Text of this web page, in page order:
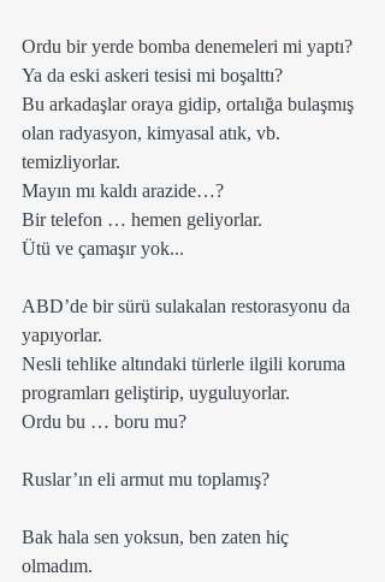
Ordu bir yerde bomba denemeleri mi yaptı?
Ya da eski askeri tesisi mi boşalttı?
Bu arkadaşlar oraya gidip, ortalığa bulaşmış
olan radyasyon, kimyasal atık, vb.
temizliyorlar.
Mayın mı kaldı arazide…?
Bir telefon … hemen geliyorlar.
Ütü ve çamaşır yok...
ABD’de bir sürü sulakalan restorasyonu da
yapıyorlar.
Nesli tehlike altındaki türlerle ilgili koruma
programları geliştirip, uyguluyorlar.
Ordu bu … boru mu?
Ruslar’ın eli armut mu toplamış?
Bak hala sen yoksun, ben zaten hiç
olmadım.